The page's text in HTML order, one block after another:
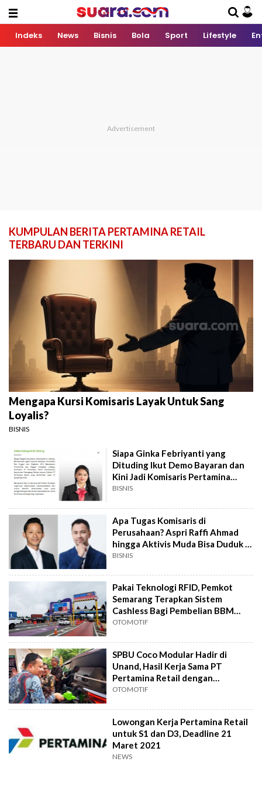
Indeks News Bisnis Bola Sport Lifestyle
KUMPULAN BERITA PERTAMINA RETAIL
TERBARU DAN TERKINI
Mengapa Kursi Komisaris Layak Untuk Sang
Loyalis?
BISNIS
Siapa Ginka Febriyanti yang
Dituding Ikut Demo Bayaran dan
Kini Jadi Komisaris Pertamina
Retail?
BISNIS
Apa Tugas Komisaris di
Perusahaan? Aspri Raffi Ahmad
hingga Aktivis Muda Bisa Duduk di
Posisi Ini
BISNIS
Pakai Teknologi RFID, Pemkot
Semarang Terapkan Sistem
Cashless Bagi Pembelian BBM
Mobil Dinas
OTOMOTIF
SPBU Coco Modular Hadir di
Unand, Hasil Kerja Sama PT
Pertamina Retail dengan
Perguruan Tinggi
OTOMOTIF
Lowongan Kerja Pertamina Retail
untuk S1 dan D3, Deadline 21
Maret 2021
NEWS